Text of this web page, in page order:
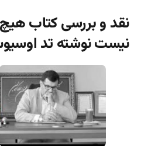
نقد و بررسی کتاب
نیست نوشته تد